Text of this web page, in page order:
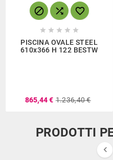
  
    
PISCINA OVALE STEEL
610x366 H 122 BESTW
865,44 € 1.236,40 €
PRODOTTI
